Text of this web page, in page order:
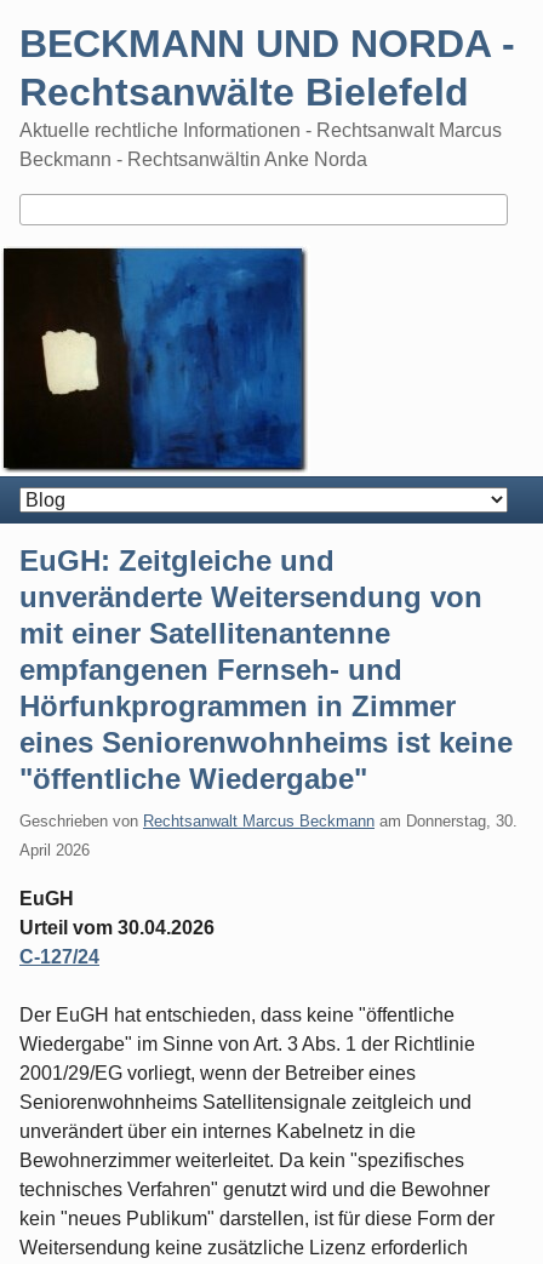
BECKMANN UND NORDA -
Rechtsanwälte Bielefeld
Aktuelle rechtliche Informationen - Rechtsanwalt Marcus
Beckmann - Rechtsanwältin Anke Norda
EuGH: Zeitgleiche und
unveränderte Weitersendung von
mit einer Satellitenantenne
empfangenen Fernseh- und
Hörfunkprogrammen in Zimmer
eines Seniorenwohnheims ist keine
"öffentliche Wiedergabe"
Geschrieben von Rechtsanwalt Marcus Beckmann am Donnerstag, 30.
April 2026
EuGH
Urteil vom 30.04.2026
C-127/24
Der EuGH hat entschieden, dass keine "öffentliche
Wiedergabe" im Sinne von Art. 3 Abs. 1 der Richtlinie
2001/29/EG vorliegt, wenn der Betreiber eines
Seniorenwohnheims Satellitensignale zeitgleich und
unverändert über ein internes Kabelnetz in die
Bewohnerzimmer weiterleitet. Da kein "spezifisches
technisches Verfahren" genutzt wird und die Bewohner
kein "neues Publikum" darstellen, ist für diese Form der
Weitersendung keine zusätzliche Lizenz erforderlich